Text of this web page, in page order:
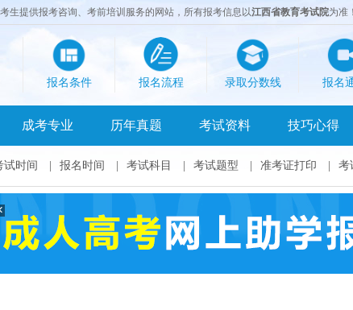
生提供报考咨询、考前培训服务的网站，所有报考信息以江西省教育考试院为准！
报名条件 报名流程 录取分数线 报名
成考专业 历年真题 考试资料 技巧心得
试时间 报名时间 考试科目 考试题型 准考证打印 考
×